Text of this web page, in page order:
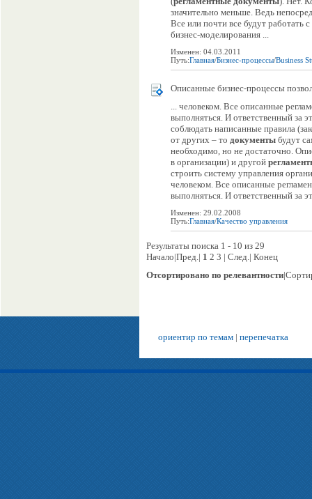
значительно меньше. Ведь
Все или почти все будут работать
бизнес-моделирования ...
Изменен: 04.03.2011
Путь:Главная/Бизнес-процессы/Business
Описанные бизнес-процессы
... человеком. Все описанные
выполняться. И ответственный за
соблюдать написанные правила
от других – то документы будут
необходимо, но не достаточно.
в организации) и другой
строить систему управления
человеком. Все описанные
выполняться. И ответственный за
Изменен: 29.02.2008
Путь:Главная/Качество управления
Результаты поиска 1 - 10 из 29
Начало|Пред.| 1 2 3 | След.| Конец
Отсортировано по релевантности
ориентир по темам | перепечатка